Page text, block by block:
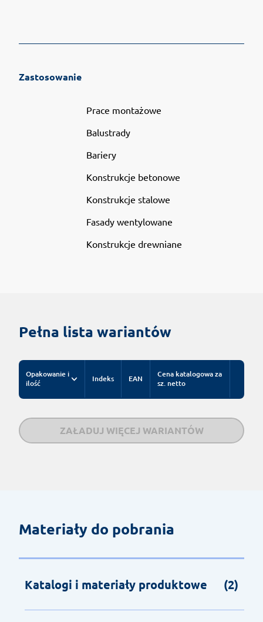
Zastosowanie
Prace montażowe
Balustrady
Bariery
Konstrukcje betonowe
Konstrukcje stalowe
Fasady wentylowane
Konstrukcje drewniane
Pełna lista wariantów
Opakowanie i
ilość
Indeks EAN
Cena katalogowa za
sz. netto
ZAŁADUJ WIĘCEJ WARIANTÓW
Materiały do pobrania
Katalogi i materiały produktowe (2)